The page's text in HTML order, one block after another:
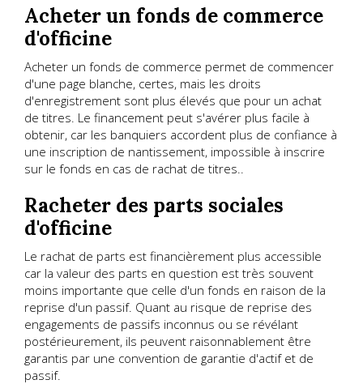
Acheter un fonds de commerce
d'officine
Acheter un fonds de commerce permet de commencer
d'une page blanche, certes, mais les droits
d'enregistrement sont plus élevés que pour un achat
de titres. Le financement peut s'avérer plus facile à
obtenir, car les banquiers accordent plus de confiance à
une inscription de nantissement, impossible à inscrire
sur le fonds en cas de rachat de titres..
Racheter des parts sociales
d'officine
Le rachat de parts est financièrement plus accessible
car la valeur des parts en question est très souvent
moins importante que celle d'un fonds en raison de la
reprise d'un passif. Quant au risque de reprise des
engagements de passifs inconnus ou se révélant
postérieurement, ils peuvent raisonnablement être
garantis par une convention de garantie d'actif et de
passif.